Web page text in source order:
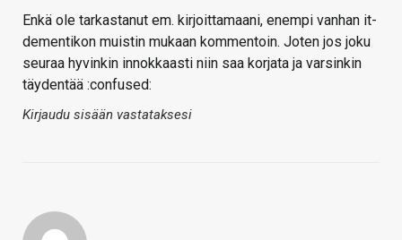
Enkä ole tarkastanut em. kirjoittamaani, enempi vanhan it-
dementikon muistin mukaan kommentoin. Joten jos joku
seuraa hyvinkin innokkaasti niin saa korjata ja varsinkin
täydentää :confused:
Kirjaudu sisään vastataksesi